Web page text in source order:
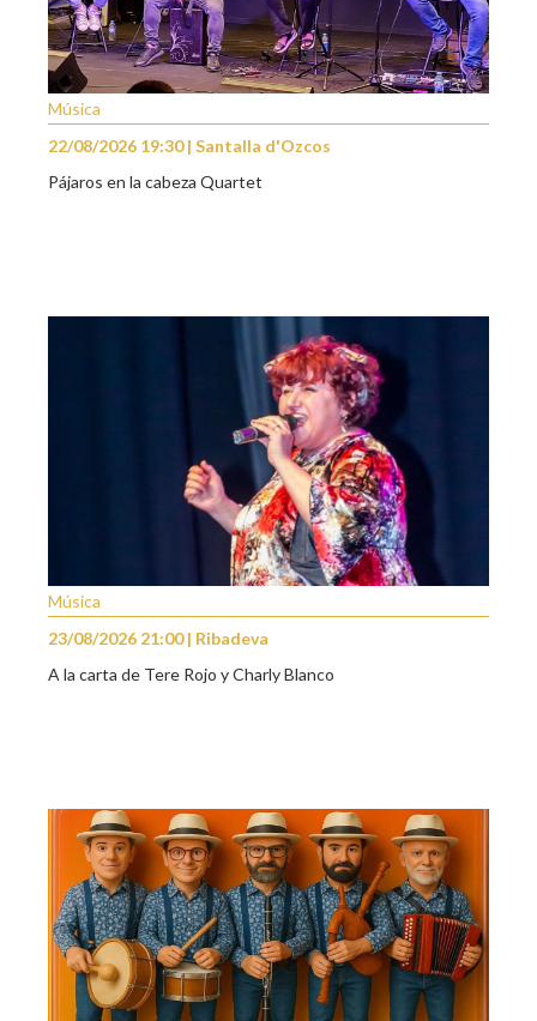
Música
22/08/2026 19:30 | Santalla d'Ozcos
Pájaros en la cabeza Quartet
Música
23/08/2026 21:00 | Ribadeva
A la carta de Tere Rojo y Charly Blanco